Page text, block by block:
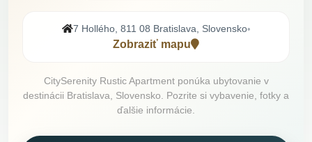
7 Hollého, 811 08 Bratislava, Slovensko•
Zobraziť mapu
CitySerenity Rustic Apartment ponúka ubytovanie v
destinácii Bratislava, Slovensko. Pozrite si vybavenie, fotky a
ďalšie informácie.